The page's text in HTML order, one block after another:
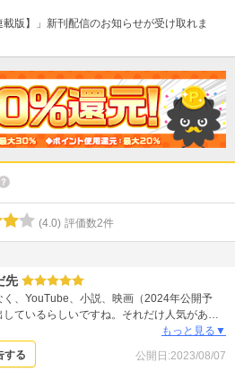
版】」新刊配信のお知らせが受け取れま
(4.0) 評価数2件
先
、YouTube、小説、映画（2024年公開予
ているらしいですね。それだけ人気がある
転結の「承」くらいしか行ってない感じ
どんどん深まっています。漫画版で結末が
もっと見る▼
する 公開日:2023/08/07